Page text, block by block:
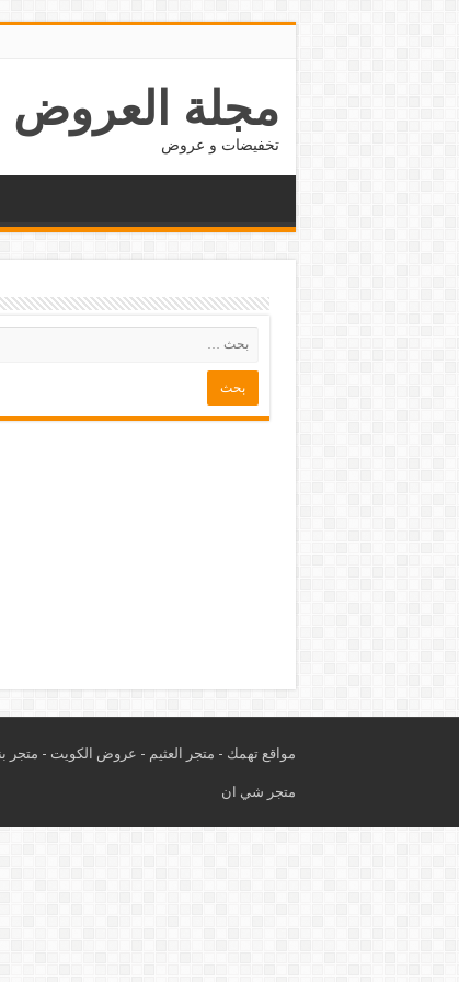
مجلة العروض
تخفيضات و عروض
مواقع تهمك - متجر العثيم - عروض الكويت - متجر
متجر شي ان